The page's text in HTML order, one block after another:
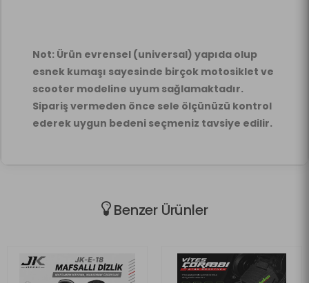
Not: Ürün evrensel (universal) yapıda olup
esnek kumaşı sayesinde birçok motosiklet ve
scooter modeline uyum sağlamaktadır.
Sipariş vermeden önce sele ölçünüzü kontrol
ederek uygun bedeni seçmeniz tavsiye edilir.
Benzer Ürünler